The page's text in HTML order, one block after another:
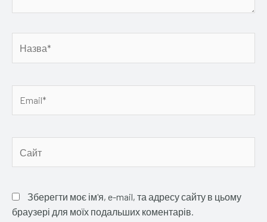
Зберегти моє ім'я, e-mail, та адресу сайту в цьому
браузері для моїх подальших коментарів.